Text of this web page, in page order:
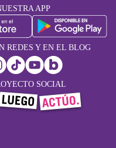
APP
REDES Y EN EL BLOG
SOCIAL